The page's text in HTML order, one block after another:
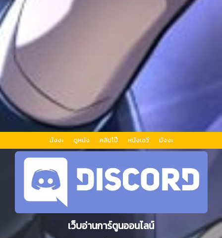
มังงะ ดูหนัง คลิปโป๊ หนังเอวี มังงะ
เว็บอ่านการ์ตูนออนไลน์